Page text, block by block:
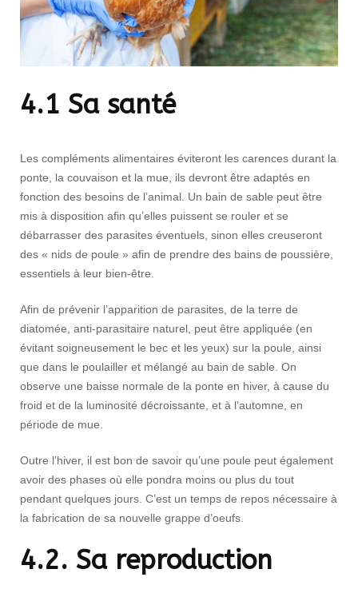
4.1 Sa santé
Les compléments alimentaires éviteront les carences durant la
ponte, la couvaison et la mue, ils devront être adaptés en
fonction des besoins de l’animal. Un bain de sable peut être
mis à disposition afin qu’elles puissent se rouler et se
débarrasser des parasites éventuels, sinon elles creuseront
des « nids de poule » afin de prendre des bains de poussière,
essentiels à leur bien-être.
Afin de prévenir l’apparition de parasites, de la terre de
diatomée, anti-parasitaire naturel, peut être appliquée (en
évitant soigneusement le bec et les yeux) sur la poule, ainsi
que dans le poulailler et mélangé au bain de sable. On
observe une baisse normale de la ponte en hiver, à cause du
froid et de la luminosité décroissante, et à l’automne, en
période de mue.
Outre l’hiver, il est bon de savoir qu’une poule peut également
avoir des phases où elle pondra moins ou plus du tout
pendant quelques jours. C’est un temps de repos nécessaire à
la fabrication de sa nouvelle grappe d’oeufs.
4.2. Sa reproduction